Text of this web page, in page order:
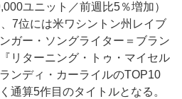
ユニット／前週比5％増加）
7位には米ワシントン州レイブ
ガー・ソングライター＝ブラン
リターニング・トゥ・マイセル
ンディ・カーライルのTOP10
通算5作目のタイトルとなる。